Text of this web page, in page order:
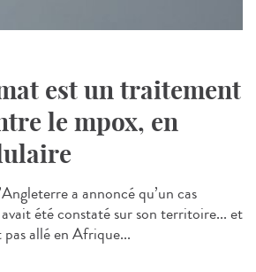
est un traitement
le mpox, en
a annoncé qu’un cas
été constaté sur son territoire... et
allé en Afrique...